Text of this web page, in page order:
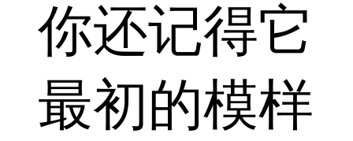
你还记得它
最初的模样